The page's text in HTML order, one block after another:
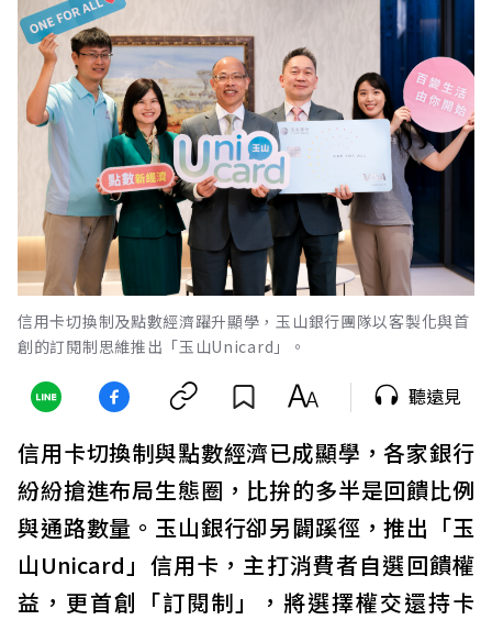
信用卡切換制及點數經濟躍升顯學，玉山銀行團隊以客製化與首
創的訂閱制思維推出「玉山Unicard」。
聽遠見
信用卡切換制與點數經濟已成顯學，各家銀行
紛紛搶進布局生態圈，比拚的多半是回饋比例
與通路數量。玉山銀行卻另闢蹊徑，推出「玉
山Unicard」信用卡，主打消費者自選回饋權
益，更首創「訂閱制」，將選擇權交還持卡